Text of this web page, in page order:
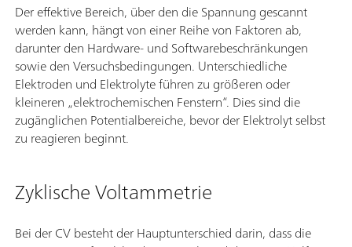
Der effektive Bereich, über den die Spannung gescannt
werden kann, hängt von einer Reihe von Faktoren ab,
darunter den Hardware- und Softwarebeschränkungen
sowie den Versuchsbedingungen. Unterschiedliche
Elektroden und Elektrolyte führen zu größeren oder
kleineren „elektrochemischen Fenstern“. Dies sind die
zugänglichen Potentialbereiche, bevor der Elektrolyt selbst
zu reagieren beginnt.
Zyklische Voltammetrie
Bei der CV besteht der Hauptunterschied darin, dass die